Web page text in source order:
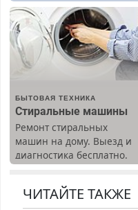
БЫТОВАЯ ТЕХНИКА
Стиральные машины
Ремонт стиральных
машин на дому. Выезд и
диагностика бесплатно.
ЧИТАЙТЕ ТАКЖЕ